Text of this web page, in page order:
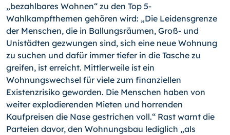
„bezahlbares Wohnen“ zu den Top 5-
Wahlkampfthemen gehören wird: „Die Leidensgrenze
der Menschen, die in Ballungsräumen, Groß- und
Unistädten gezwungen sind, sich eine neue Wohnung
zu suchen und dafür immer tiefer in die Tasche zu
greifen, ist erreicht. Mittlerweile ist ein
Wohnungswechsel für viele zum finanziellen
Existenzrisiko geworden. Die Menschen haben von
weiter explodierenden Mieten und horrenden
Kaufpreisen die Nase gestrichen voll.“ Rast warnt die
Parteien davor, den Wohnungsbau lediglich „als